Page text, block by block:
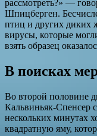
рассмотреть?» —
Шпицберген.
птиц и других диких
вирусы, которые
взять образец
В поисках
Во второй половине
Кальвиньяк-Спенсер
нескольких минутах
квадратную яму,